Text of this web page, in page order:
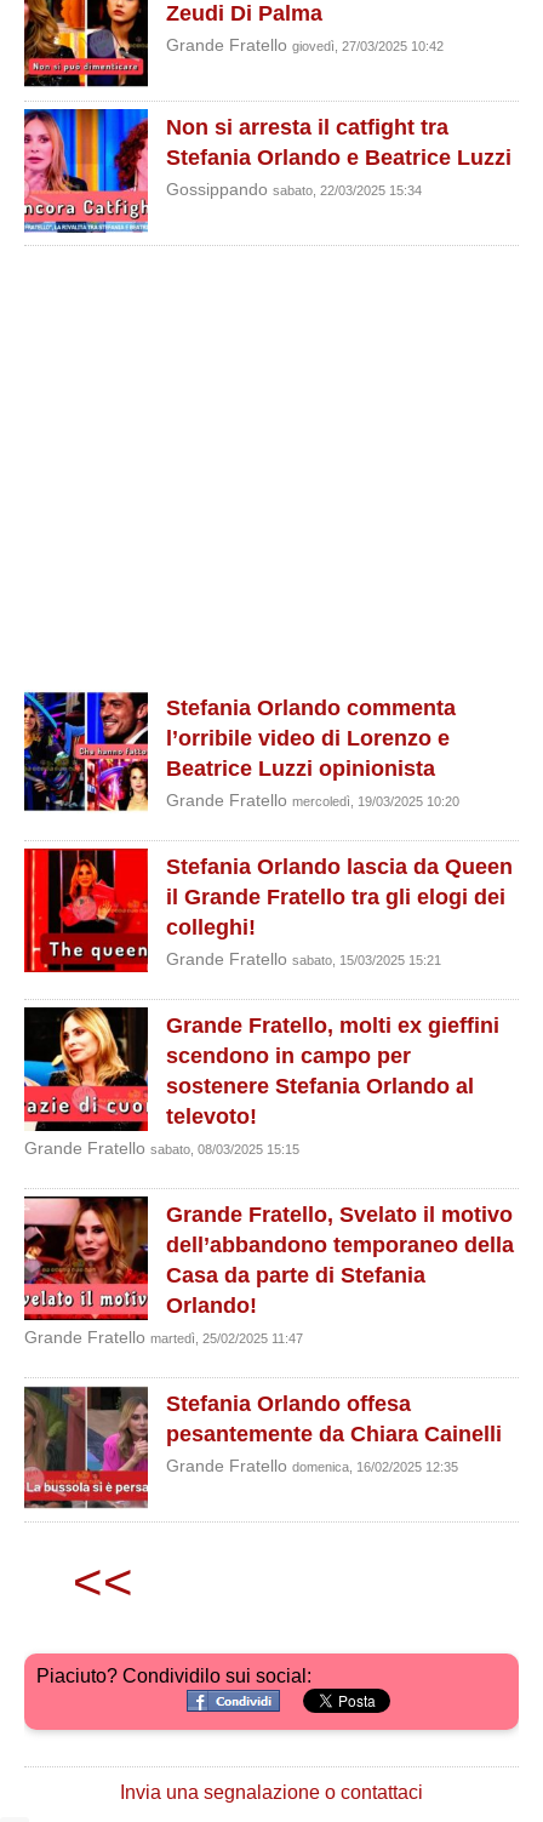
Zeudi Di Palma
Grande Fratello giovedì, 27/03/2025 10:42
Non si arresta il catfight tra
Stefania Orlando e Beatrice Luzzi
Gossippando sabato, 22/03/2025 15:34
Stefania Orlando commenta
l’orribile video di Lorenzo e
Beatrice Luzzi opinionista
Grande Fratello mercoledì, 19/03/2025 10:20
Stefania Orlando lascia da Queen
il Grande Fratello tra gli elogi dei
colleghi!
Grande Fratello sabato, 15/03/2025 15:21
Grande Fratello, molti ex gieffini
scendono in campo per
sostenere Stefania Orlando al
televoto!
Grande Fratello sabato, 08/03/2025 15:15
Grande Fratello, Svelato il motivo
dell’abbandono temporaneo della
Casa da parte di Stefania
Orlando!
Grande Fratello martedì, 25/02/2025 11:47
Stefania Orlando offesa
pesantemente da Chiara Cainelli
Grande Fratello domenica, 16/02/2025 12:35
<<
Piaciuto? Condividilo sui social:
Invia una segnalazione o contattaci